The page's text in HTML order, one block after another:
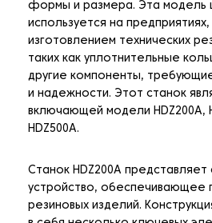
формы и размера. Эта модель
используется на
изготовлением технических
таких как уплотнительные
другие компоненты,
и надежности. Этот станок
включающей модели HDZ200A,
HDZ500A.
Станок HDZ200A
устройство, обеспечивающее
резиновых изделий.